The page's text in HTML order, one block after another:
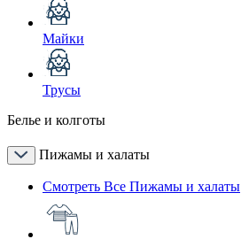
Майки
Трусы
Белье и колготы
Пижамы и халаты
Смотреть Все Пижамы и халаты